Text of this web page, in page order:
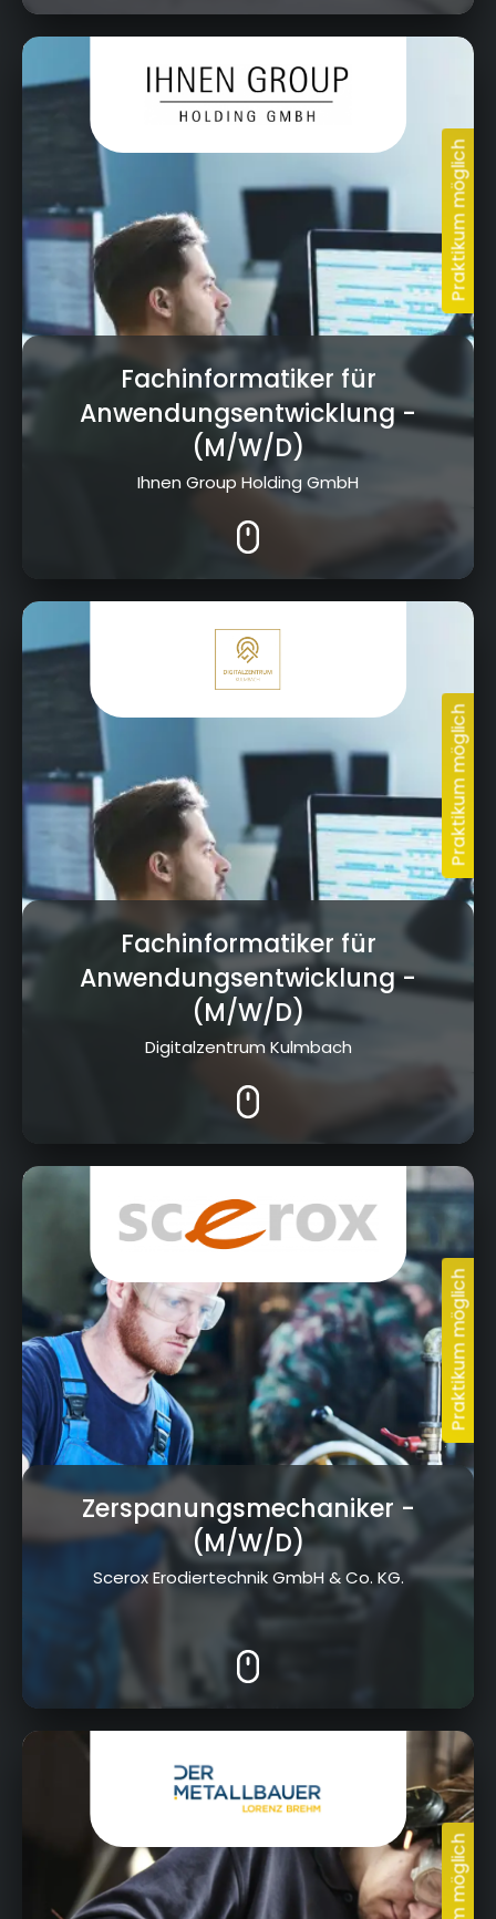
Kressenstein 26, 95326 Kulmbach
Fachinformatiker für
Anwendungsentwicklung-
(M/W/D)
Ihnen Group Holding GmbH
Kressenstein 26, 95326 Kulmbach
Fachinformatiker für
Anwendungsentwicklung-
(M/W/D)
Digitalzentrum Kulmbach
Dr.-Ludwig-Vierling-Str. 12, 96257 Redwitz
a.d.Rodach
Zerspanungsmechaniker -
(M/W/D)
Scerox Erodiertechnik GmbH & Co. KG.
Obere Hut 9, 96215 Lichtenfels